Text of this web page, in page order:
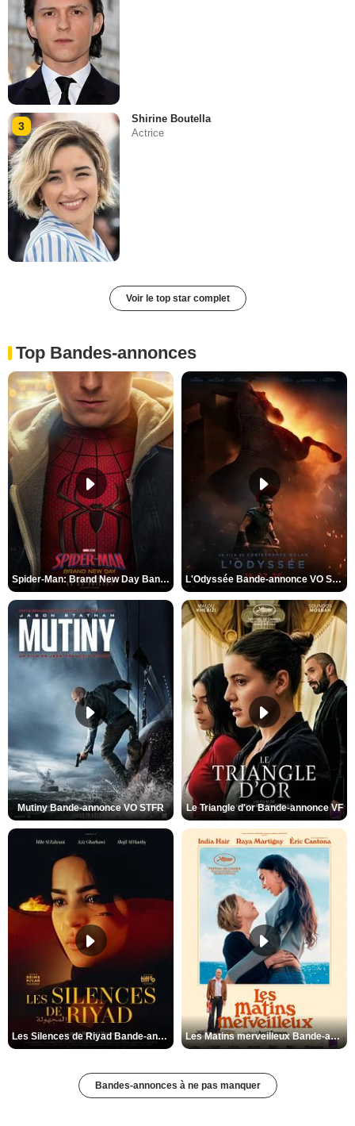
3
Shirine Boutella
Actrice
Voir le top star complet
Top Bandes-annonces
Spider-Man: Brand New Day Bande-annonce VO STFR L'Odyssée Bande-annonce VO STFR
Mutiny Bande-annonce VO STFR Le Triangle d'or Bande-annonce VF
Les Silences de Riyad Bande-annonce VO STFR Les Matins merveilleux Bande-annonce VF
Bandes-annonces à ne pas manquer